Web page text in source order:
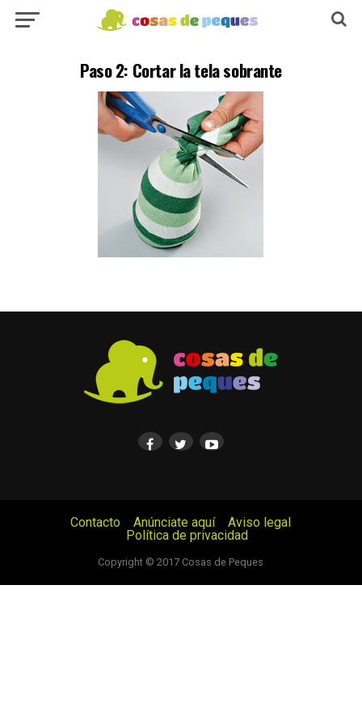
Paso 2: Cortar la tela sobrante
Contacto Anúnciate aquí
Aviso legal
Política de privacidad
Copyright © 2017 Cosas de Peques